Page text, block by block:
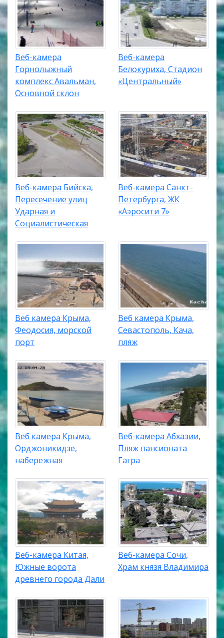
Веб-камера
Горнолыжный
комплекс Авальман,
Основной склон
Веб-камера
Белокуриха, Стадион
«Центральный»
Веб-камера Бийска,
Пересечение улиц
Ударная и
Социалистическая
Веб-камера Санкт-
Петербурга, ЖК
«Аэросити 7»
Веб камера Крыма,
Феодосия, морской
порт
Веб камера Крыма,
Севастополь, Кача,
пляж
Веб камера Крыма,
Орджоникидзе,
набережная
Веб-камера Абхазии,
Пляж пансионата
Гагра
Веб-камера Китая,
Южные ворота
древнего города Дали
Веб-камера Сочи,
Храм князя Владимира